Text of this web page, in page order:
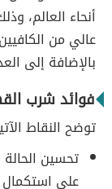
أنحاء العالم،
عالي من
بالإضافة إلى
فوائد شرب
توضح النقاط
تحسين الحالة
على استكمال